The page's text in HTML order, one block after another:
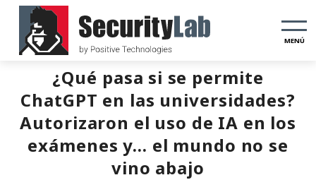
MENÚ
¿Qué pasa si se permite
ChatGPT en las universidades?
Autorizaron el uso de IA en los
exámenes y... el mundo no se
vino abajo